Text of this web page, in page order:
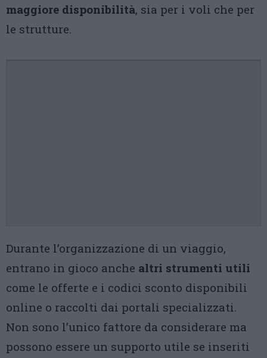
maggiore disponibilità, sia per i voli che per
le strutture.
Durante l’organizzazione di un viaggio,
entrano in gioco anche altri strumenti utili
come le offerte e i codici sconto disponibili
online o raccolti dai portali specializzati.
Non sono l’unico fattore da considerare ma
possono essere un supporto utile se inseriti